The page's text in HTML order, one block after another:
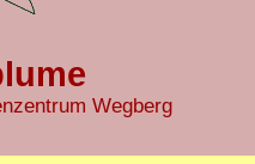
Wegberg